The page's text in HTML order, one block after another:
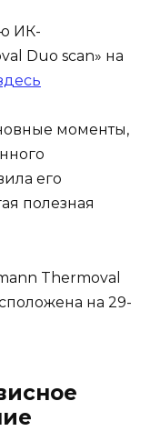
ИК-
Duo scan» на
моменты,
его
полезная
Thermoval
на 29-